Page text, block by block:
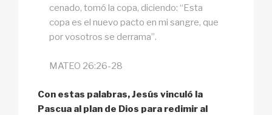
cenado, tomó la copa, diciendo: “Esta
copa es el nuevo pacto en mi sangre, que
por vosotros se derrama”.
MATEO 26:26-28
Con estas palabras, Jesús vinculó la
Pascua al plan de Dios para redimir al